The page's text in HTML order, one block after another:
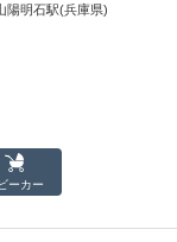
陽明石駅(兵庫県)
ーカー